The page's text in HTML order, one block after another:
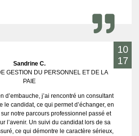
10
17
Sandrine C.
GESTION DU PERSONNEL ET DE LA
PAIE
d’embauche, j’ai rencontré un consultant
le candidat, ce qui permet d’échanger, en
notre parcours professionnel passé et
l’avenir. Un suivi du candidat lors de sa
ce qui démontre le caractère sérieux,